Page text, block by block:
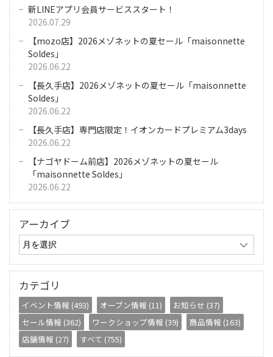
新LINEアプリ会員サービススタート！
2026.07.29
【mozo店】2026メゾネットの夏セール「maisonnette
Soldes」
2026.06.22
【長久手店】2026メゾネットの夏セール「maisonnette
Soldes」
2026.06.22
【長久手店】専門店限定！イオンカードプレミアム3days
2026.06.22
【ナゴヤドーム前店】2026メゾネットの夏セール
「maisonnette Soldes」
2026.06.22
アーカイブ
カテゴリ
イベント情報 (493) オープン情報 (11)
お知らせ (37)
セール情報 (362)
ワークショップ情報 (39)
商品情報 (163)
店舗情報 (27)
すべて (755)